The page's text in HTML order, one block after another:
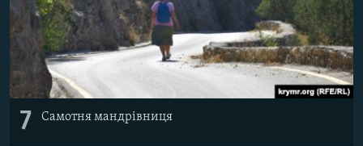
7 Самотня мандрівниця